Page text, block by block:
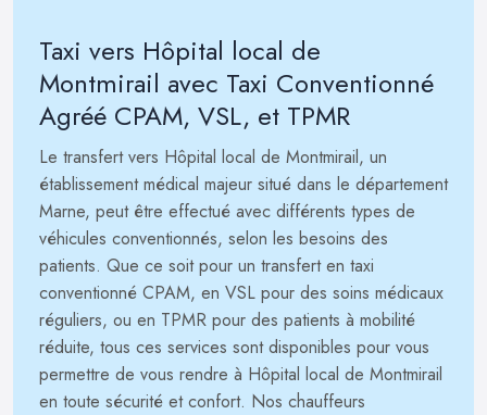
Taxi vers Hôpital local de
Montmirail avec Taxi Conventionné
Agréé CPAM, VSL, et TPMR
Le transfert vers Hôpital local de Montmirail, un
établissement médical majeur situé dans le département
Marne, peut être effectué avec différents types de
véhicules conventionnés, selon les besoins des
patients. Que ce soit pour un transfert en taxi
conventionné CPAM, en VSL pour des soins médicaux
réguliers, ou en TPMR pour des patients à mobilité
réduite, tous ces services sont disponibles pour vous
permettre de vous rendre à Hôpital local de Montmirail
en toute sécurité et confort. Nos chauffeurs